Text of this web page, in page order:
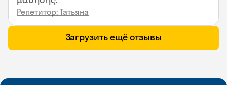
Репетитор: Татьяна
Загрузить ещё отзывы